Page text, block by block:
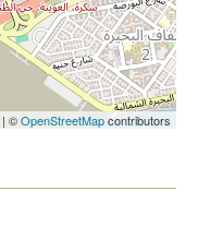
| ©OpenStreetMapcontributors